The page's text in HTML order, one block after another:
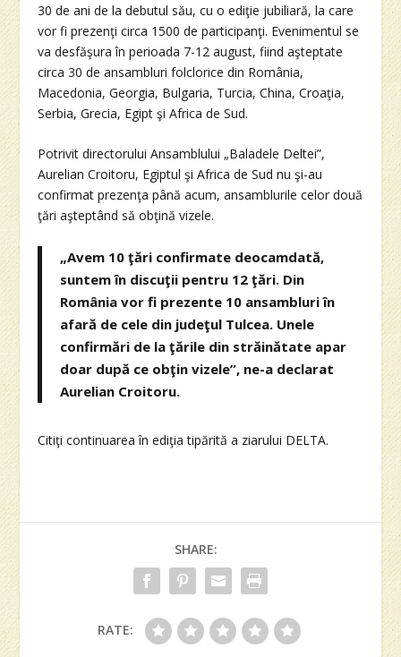
30 de ani de la debutul său, cu o ediţie jubiliară, la care
vor fi prezenţi circa 1500 de participanţi. Evenimentul se
va desfăşura în perioada 7-12 august, fiind aşteptate
circa 30 de ansambluri folclorice din România,
Macedonia, Georgia, Bulgaria, Turcia, China, Croaţia,
Serbia, Grecia, Egipt şi Africa de Sud.
Potrivit directorului Ansamblului „Baladele Deltei”,
Aurelian Croitoru, Egiptul şi Africa de Sud nu şi-au
confirmat prezenţa până acum, ansamblurile celor două
ţări aşteptând să obţină vizele.
„Avem 10 ţări confirmate deocamdată,
suntem în discuţii pentru 12 ţări. Din
România vor fi prezente 10 ansambluri în
afară de cele din judeţul Tulcea. Unele
confirmări de la ţările din străinătate apar
doar după ce obţin vizele”, ne-a declarat
Aurelian Croitoru.
Citiţi continuarea în ediţia tipărită a ziarului DELTA.
SHARE:
RATE: